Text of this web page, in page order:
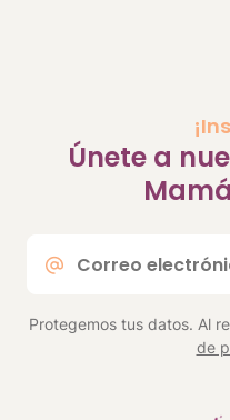
Únete a
electrónico
Protegemos tus datos. Al
de